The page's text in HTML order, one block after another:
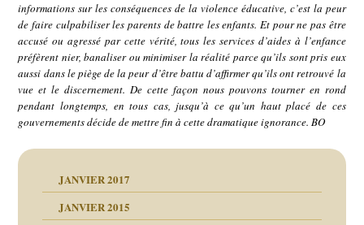
informations sur les conséquences de la violence éducative, c’est la peur
de faire culpabiliser les parents de battre les enfants. Et pour ne pas être
accusé ou agressé par cette vérité, tous les services d’aides à l’enfance
préfèrent nier, banaliser ou minimiser la réalité parce qu’ils sont pris eux
aussi dans le piège de la peur d’être battu d’affirmer qu’ils ont retrouvé la
vue et le discernement. De cette façon nous pouvons tourner en rond
pendant longtemps, en tous cas, jusqu’à ce qu’un haut placé de ces
gouvernements décide de mettre fin à cette dramatique ignorance. BO
JANVIER 2017
JANVIER 2015